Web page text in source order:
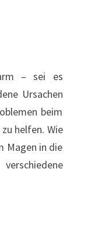
– sei es
Ursachen
beim
helfen. Wie
Magen in die